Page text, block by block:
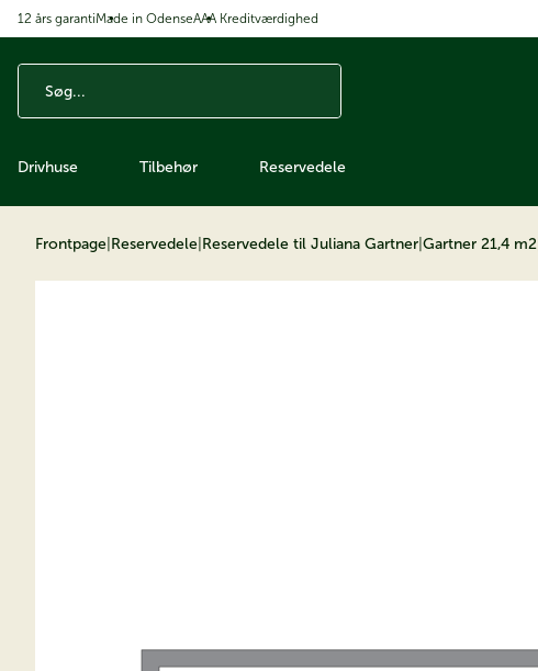
til indhold
12 års garantiMade in OdenseAAA Kreditværdighed
Drivhuse Tilbehør Reservedele
Frontpage Reservedele Reservedele til Juliana Gartner Gartner 21,4 m2